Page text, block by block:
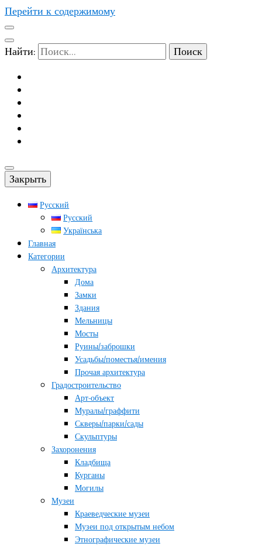
Перейти к содержимому
Найти:
Закрыть
Русский
Русский
Українська
Главная
Категории
Архитектура
Дома
Замки
Здания
Мельницы
Мосты
Руины/заброшки
Усадьбы/поместья/имения
Прочая архитектура
Градостроительство
Арт-объект
Муралы/граффити
Скверы/парки/сады
Скульптуры
Захоронения
Кладбища
Курганы
Могилы
Музеи
Краеведческие музеи
Музеи под открытым небом
Этнографические музеи